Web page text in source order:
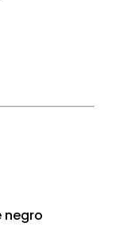
negro